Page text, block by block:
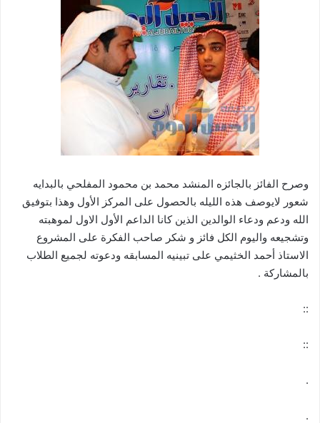
وصرح الفائز بالجائزه المنشد محمد بن محمود المفلحي بالبدايه
شعور لايوصف هذه الليله بالحصول على المركز الأول وهذا بتوفيق
الله ودعم ودعاء الوالدين الذين كانا الداعم الأول الاول لموهبته
وتشجيعه واليوم الكل فائز و شكر صاحب الفكرة على المشروع
الاستاذ أحمد الخثيمي على تبينيه المسابقه ودعوته لجميع الطلاب
بالمشاركة .
::
::
.
.